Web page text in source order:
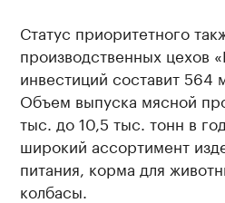
Статус приоритетного
производственных цехов
инвестиций составит 564
Объем выпуска мясной
тыс. до 10,5 тыс. тонн в
широкий ассортимент
питания, корма для
колбасы.